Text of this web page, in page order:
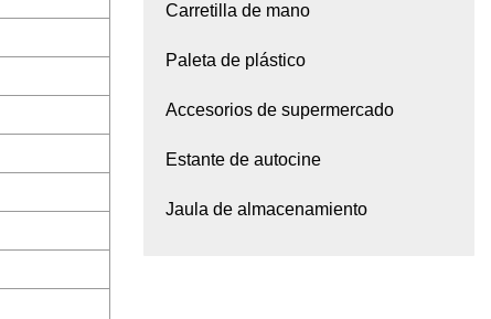
Carretilla de mano
Paleta de plástico
Accesorios de supermercado
Estante de autocine
Jaula de almacenamiento